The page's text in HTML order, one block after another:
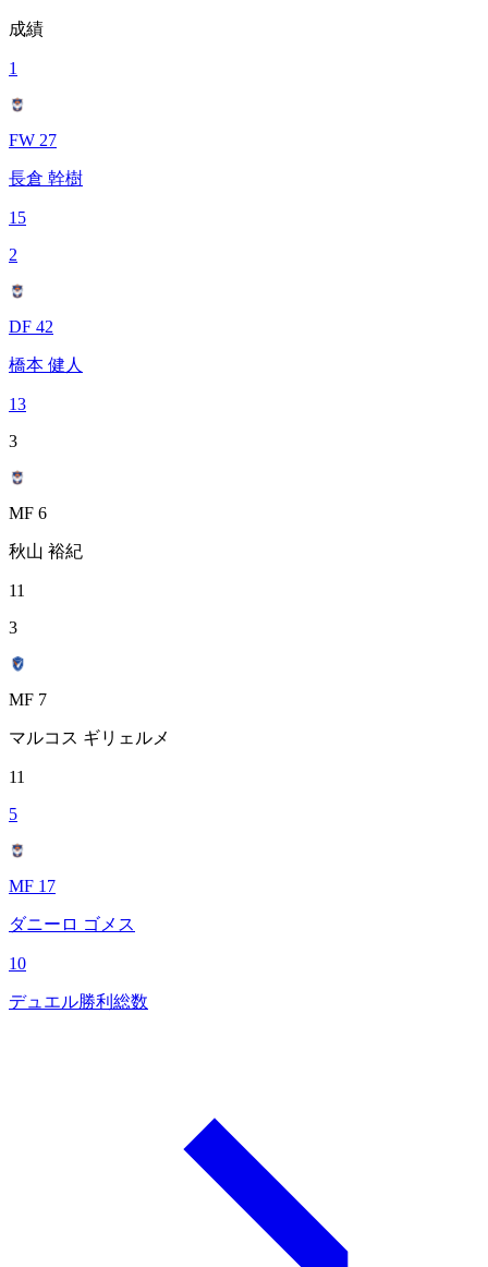
成績
1
FW 27
長倉 幹樹
15
2
DF 42
橋本 健人
13
3
MF 6
秋山 裕紀
11
3
MF 7
マルコス ギリェルメ
11
5
MF 17
ダニーロ ゴメス
10
デュエル勝利総数